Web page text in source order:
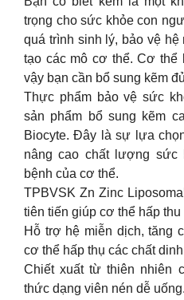
trọng cho sức khỏe con
quá trình sinh lý, bảo vệ hệ
tạo các mô cơ thể. Cơ thể
vậy bạn cần bổ sung kẽm
Thực phẩm bảo vệ sức
sản phẩm bổ sung kẽm
Biocyte. Đây là sự lựa
nâng cao chất lượng sức
bệnh của cơ thể.
TPBVSK Zn Zinc
tiên tiến giúp cơ thể hấp
Hỗ trợ hệ miễn dịch, tăng
cơ thể hấp thụ các chất
Chiết xuất từ thiên nhiên
thức dạng viên nén dễ uống.